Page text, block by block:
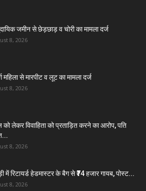
जमीन से छेड़छाड़ व चोरी का मामला दर्ज
8, 2026
महिला से मारपीट व लूट का मामला दर्ज
8, 2026
लेकर विवाहिता को प्रताड़ित करने का आरोप, पति
8, 2026
में रिटायर्ड हेडमास्टर के बैग से ₹74 हजार गायब, पोस्ट...
8, 2026